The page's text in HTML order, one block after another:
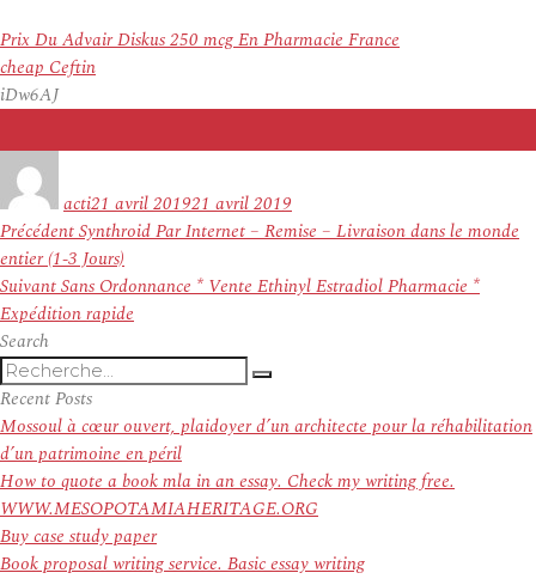
Prix Du Advair Diskus 250 mcg En Pharmacie France
cheap Ceftin
iDw6AJ
actile
21 avril 201921 avril 2019
Navigation
de
l’article
PrécédentArticle
précédent :
Synthroid Par Internet – Remise – Livraison dans le monde
entier (1-3 Jours)
SuivantArticle
suivant :
Sans Ordonnance * Vente Ethinyl Estradiol Pharmacie *
Expédition rapide
Search
Recherche
pour
:
Recherche
Recent Posts
Mossoul à cœur ouvert, plaidoyer d’un architecte pour la réhabilitation
d’un patrimoine en péril
How to quote a book mla in an essay. Check my writing free.
WWW.MESOPOTAMIAHERITAGE.ORG
Buy case study paper
Book proposal writing service. Basic essay writing